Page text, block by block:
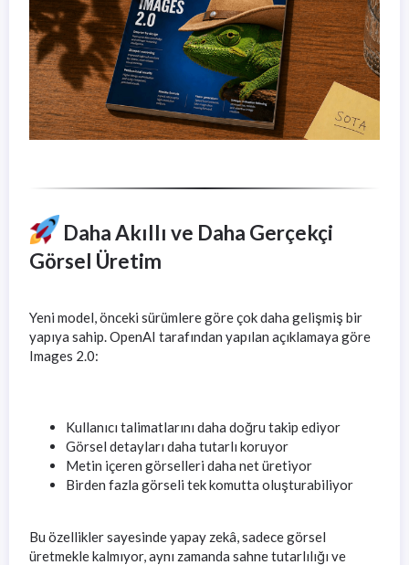
Daha Akıllı ve Daha Gerçekçi
Görsel Üretim
Yeni model, önceki sürümlere göre çok daha gelişmiş bir
yapıya sahip. OpenAI tarafından yapılan açıklamaya göre
Images 2.0:
Kullanıcı talimatlarını daha doğru takip ediyor
Görsel detayları daha tutarlı koruyor
Metin içeren görselleri daha net üretiyor
Birden fazla görseli tek komutta oluşturabiliyor
Bu özellikler sayesinde yapay zekâ, sadece görsel
üretmekle kalmıyor, aynı zamanda sahne tutarlılığı ve